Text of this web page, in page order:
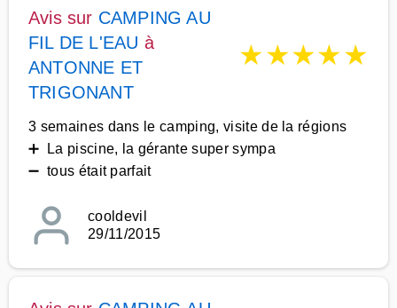
Avis sur CAMPING AU
FIL DE L'EAU à
ANTONNE ET
TRIGONANT
★★★★★
3 semaines dans le camping, visite de la régions
➕ La piscine, la gérante super sympa
➖ tous était parfait
cooldevil
29/11/2015